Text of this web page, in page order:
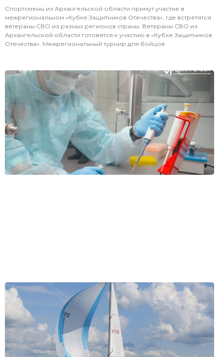
Спортсмены из Архангельской области примут участие в
межрегиональном «Кубке Защитников Отечества», где встретятся
ветераны СВО из разных регионов страны. Ветераны СВО из
Архангельской области готовятся к участию в «Кубке Защитников
Отечества». Межрегиональный турнир для бойцов